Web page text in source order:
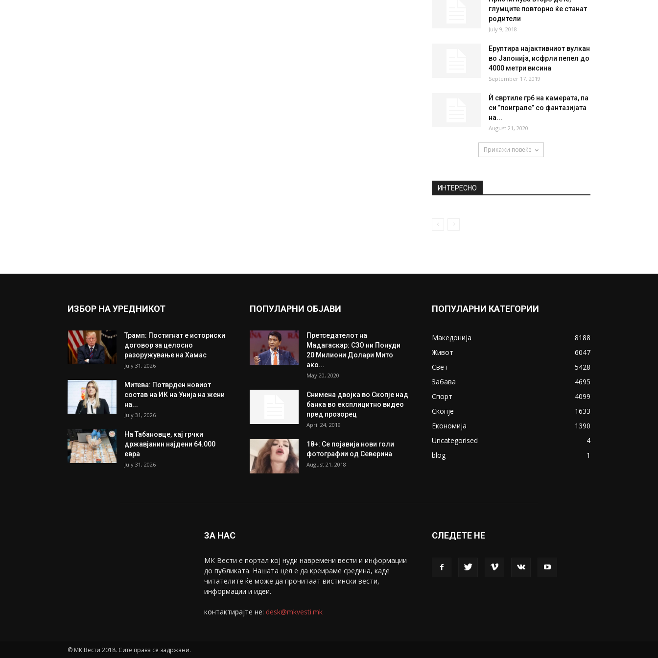
глумците повторно ќе станат
родители
July 9, 2018
Еруптира најактивниот вулкан
во Јапонија, исфрли пепел до
4000 метри висина
September 17, 2019
Ѝ свртиле грб на камерата, па
си ”поиграле” со фантазијата
на...
August 21, 2020
Прикажи повеќе
ИНТЕРЕСНО
ИЗБОР НА УРЕДНИКОТ
Трамп: Постигнат е историски
договор за целосно
разоружување на Хамас
July 31, 2026
Митева: Потврден новиот
состав на ИК на Унија на жени
на...
July 31, 2026
На Табановце, кај грчки
државјанин најдени 64.000
евра
July 31, 2026
ПОПУЛАРНИ ОБЈАВИ
Претседателот на
Мадагаскар: СЗО ни Понуди
20 Милиони Долари Мито
ако...
May 20, 2020
Снимена двојка во Скопје над
банка во експлицитно видео
пред прозорец
April 24, 2019
18+: Се појавија нови голи
фотографии од Северина
August 21, 2018
ПОПУЛАРНИ КАТЕГОРИИ
Македонија
8188
Живот
6047
Свет
5428
Забава
4695
Спорт
4099
Скопје
1633
Економија
1390
Uncategorised
4
blog
1
ЗА НАС
МК Вести е портал коj нуди навремени вести и информации
до публиката. Нашата цел е да креираме средина, каде
читателите ќе може да прочитаат вистински вести,
информации и идеи.
контактирајте не: desk@mkvesti.mk
СЛЕДЕТЕ НЕ
© МК Вести 2018. Сите права се задржани.